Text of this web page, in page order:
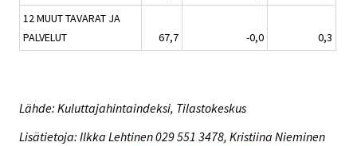
12 MUUT TAVARAT JA
PALVELUT
67,7 -0,0 0,3
Lähde: Kuluttajahintaindeksi, Tilastokeskus
Lisätietoja: Ilkka Lehtinen 029 551 3478, Kristiina Nieminen